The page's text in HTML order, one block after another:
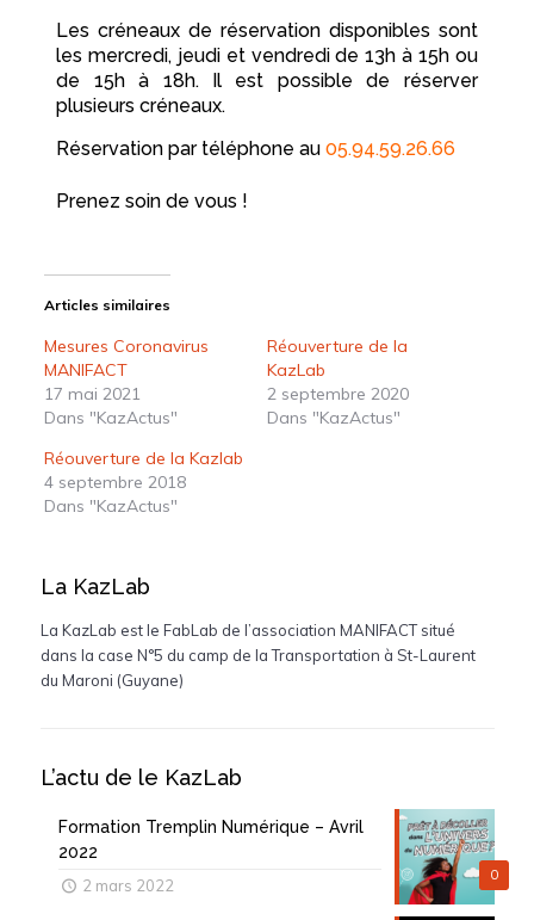
Les créneaux de réservation disponibles sont
les mercredi, jeudi et vendredi de 13h à 15h ou
de 15h à 18h. Il est possible de réserver
plusieurs créneaux.
Réservation par téléphone au05.94.59.26.66
Prenez soin de vous !
Articles similaires
Mesures Coronavirus
MANIFACT
17 mai 2021
Dans "KazActus"
Réouverture de la
KazLab
2 septembre 2020
Dans "KazActus"
Réouverture de la Kazlab
4 septembre 2018
Dans "KazActus"
La KazLab
La KazLab est le FabLab de l’association MANIFACT situé
dans la case N°5 du camp de la Transportation à St-Laurent
du Maroni (Guyane)
L’actu de le KazLab
0
Formation Tremplin Numérique – Avril
2022
2 mars 2022